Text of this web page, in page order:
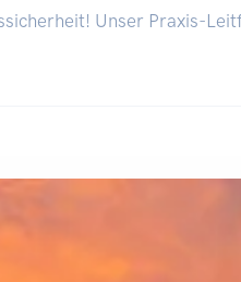
Unser Praxis-